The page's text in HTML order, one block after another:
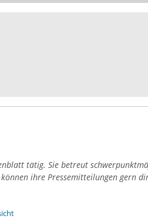
tätig. Sie betreut
ihre Pressemitteilungen gern